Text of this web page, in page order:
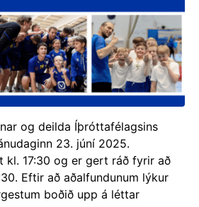
og deilda Íþróttafélagsins
23. júní 2025.
kl. 17:30 og er gert ráð fyrir að
Eftir að aðalfundunum lýkur
boðið upp á léttar